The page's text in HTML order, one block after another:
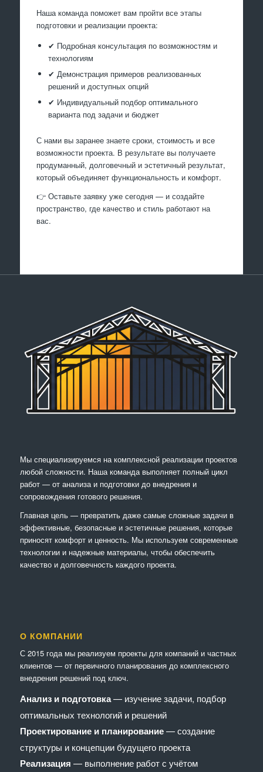
Наша команда поможет вам пройти все этапы
подготовки и реализации проекта:
✔ Подробная консультация по возможностям и
технологиям
✔ Демонстрация примеров реализованных
решений и доступных опций
✔ Индивидуальный подбор оптимального
варианта под задачи и бюджет
С нами вы заранее знаете сроки, стоимость и все
возможности проекта. В результате вы получаете
продуманный, долговечный и эстетичный результат,
который объединяет функциональность и комфорт.
👉 Оставьте заявку уже сегодня — и создайте
пространство, где качество и стиль работают на
вас.
Мы специализируемся на комплексной реализации проектов
любой сложности. Наша команда выполняет полный цикл
работ — от анализа и подготовки до внедрения и
сопровождения готового решения.
Главная цель — превратить даже самые сложные задачи в
эффективные, безопасные и эстетичные решения, которые
приносят комфорт и ценность. Мы используем современные
технологии и надежные материалы, чтобы обеспечить
качество и долговечность каждого проекта.
О КОМПАНИИ
С 2015 года мы реализуем проекты для компаний и частных
клиентов — от первичного планирования до комплексного
внедрения решений под ключ.
Анализ и подготовка— изучение задачи, подбор
оптимальных технологий и решений
Проектирование и планирование— создание
структуры и концепции будущего проекта
Реализация — выполнение работ с учётом